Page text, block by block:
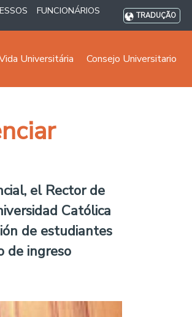
FUNCIONÁRIOS TRADUÇÃO
Universitária Consejo Universitario
el Rector de
Católica
de estudiantes
de ingreso